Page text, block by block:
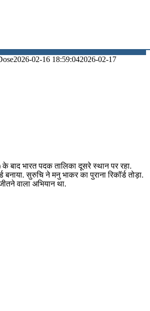
2026-02-16 18:59:042026-02-17
बाद भारत पदक तालिका दूसरे स्थान पर रहा.
सुरुचि ने मनु भाकर का पुराना रिकॉर्ड तोड़ा.
वाला अभियान था.